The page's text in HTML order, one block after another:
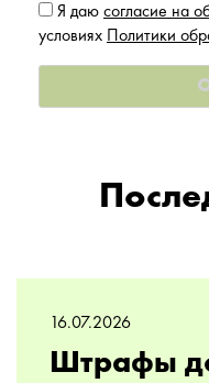
Я даю согласие на
условиях Политики
16.07.2026
Штрафы